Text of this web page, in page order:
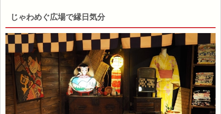
じゃわめぐ広場で縁日気分